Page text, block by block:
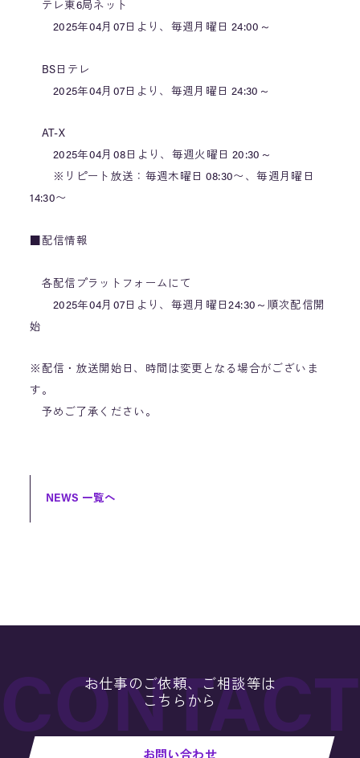
テレ東6局ネット
2025年04月07日より、毎週月曜日 24:00～
BS日テレ
2025年04月07日より、毎週月曜日 24:30～
AT-X
2025年04月08日より、毎週火曜日 20:30～
※リピート放送：毎週木曜日 08:30〜、毎週月曜日
14:30〜
■配信情報
各配信プラットフォームにて
2025年04月07日より、毎週月曜日24:30～順次配信開
始
※配信・放送開始日、時間は変更となる場合がございま
す。
予めご了承ください。
NEWS 一覧へ
お仕事のご依頼、ご相談等は
こちらから